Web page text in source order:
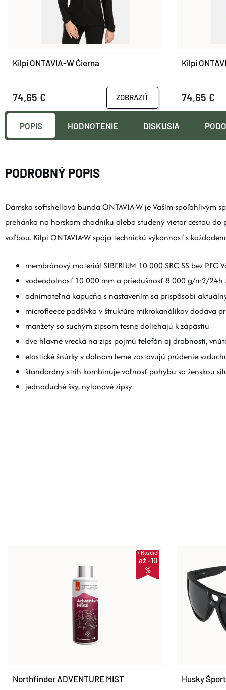
Kilpi ONTAVIA-W Čierna
74,65 € ZOBRAZIŤ
Kilpi
74,65 €
POPIS HODNOTENIE DISKUSIA
PODROBNÝ POPIS
Dámska softshellová bunda ONTAVIA-W je Vaším spoľahlivým
prehánka na horskom chodníku alebo studený vietor cestou do
voľbou. Kilpi ONTAVIA-W spája technickú výkonnosť s
membránový materiál SIBERIUM 10 000 SRC SS bez
vodeodolnosť 10 000 mm a priedušnosť 8 000 g/m2/
odnímateľná kapucňa s nastavením sa prispôsobí
microfleece podšívka v štruktúre mikrokanálikov dodáva
manžety so suchým zipsom tesne doliehajú k zápästiu
dve hlavné vrecká na zips pojmú telefón aj drobnosti,
elastické šnúrky v dolnom leme zastavujú prúdenie
štandardný strih kombinuje voľnosť pohybu so ženskou
jednoduché švy, nylonové zipsy
až -10
%
iRozdiel
Northfinder ADVENTURE MIST Husky